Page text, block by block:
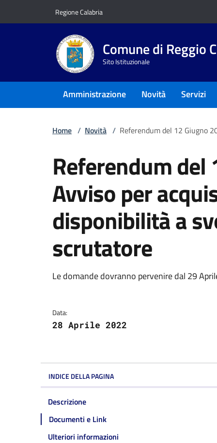
Regione Calabria
Comune di Reggio
Sito Istituzionale
Amministrazione Novità Servizi
Home / Novità / Referendum del 12 Giugno
Referendum del
Avviso per
disponibilità a
scrutatore
Dettagli della
Le domande dovranno pervenire dal 29
Data:
28 Aprile 2022
INDICE DELLA PAGINA
Descrizione
Documenti e Link
Ulteriori informazioni